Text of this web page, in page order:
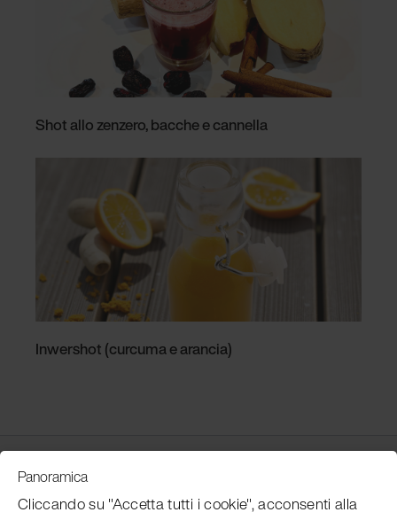
Shot allo zenzero, bacche e cannella
Inwershot (curcuma e arancia)
Customer Service
Panoramica
Cliccando su "Accetta tutti i cookie", acconsenti alla